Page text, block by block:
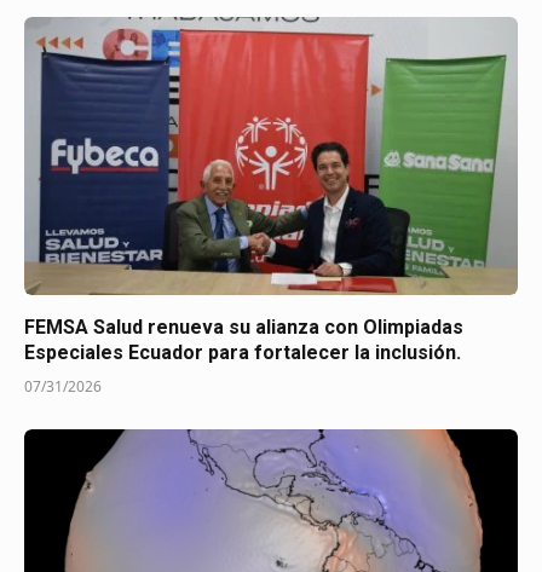
FEMSA Salud renueva su alianza con Olimpiadas
Especiales Ecuador para fortalecer la inclusión.
07/31/2026